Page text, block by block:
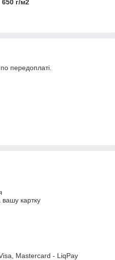
650 г/м2
передоплаті.
вашу картку
Mastercard - LiqPay